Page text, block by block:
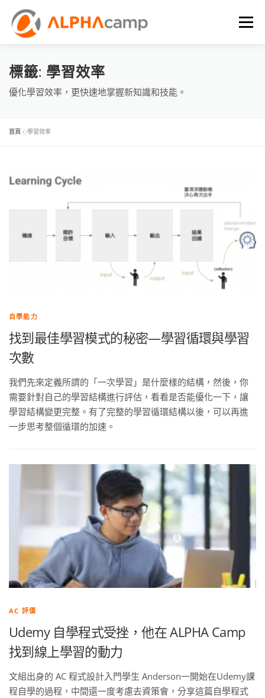
選單
首頁 課程內容
標籤: 學習效率
優化學習效率，更快速地掌握新知識和技能。
首頁 »學習效率
自學能力
找到最佳學習模式的秘密—學習循環與學習
次數
我們先來定義所謂的「一次學習」是什麼樣的結構，然後，你
需要針對自己的學習結構進行評估，看看是否能優化一下，讓
學習結構變更完整。有了完整的學習循環結構以後，可以再進
一步思考整個循環的加速。
AC 評價
Udemy 自學程式受挫，他在 ALPHA Camp
找到線上學習的動力
文組出身的 AC 程式設計入門學生 Anderson一開始在Udemy課
程自學的過程，中間還一度考慮去資策會，分享這篇自學程式